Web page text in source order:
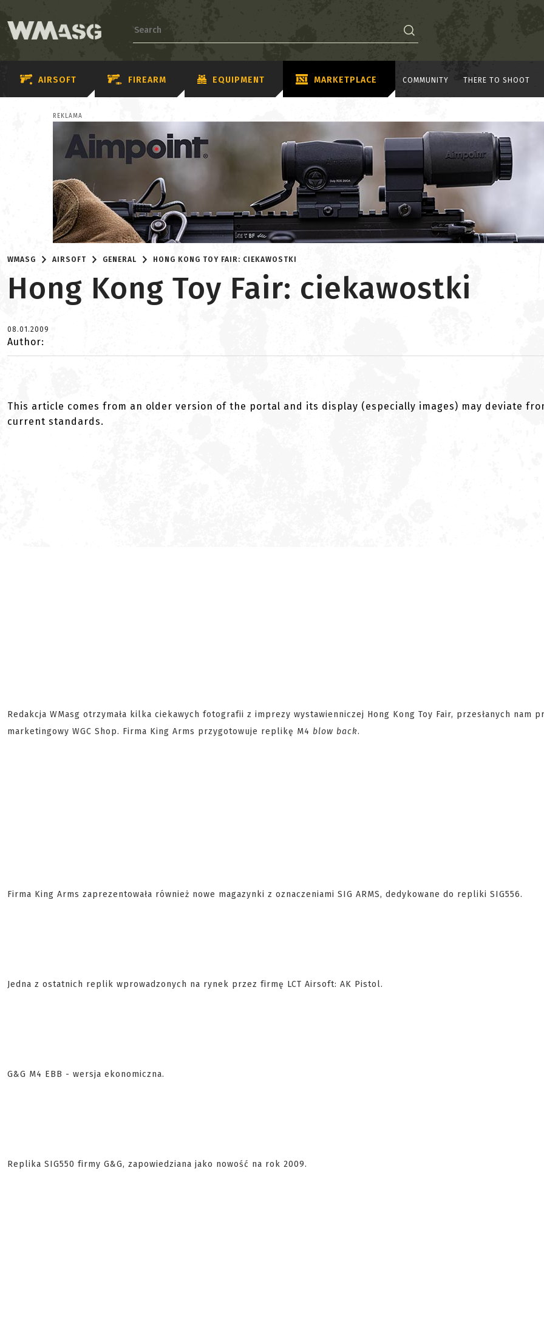
AIRSOFT FIREARM EQUIPMENT MARKETPLACE COMMUNITY THERE TO SHOOT
REKLAMA
WMASG AIRSOFT GENERAL HONG KONG TOY FAIR: CIEKAWOSTKI
Hong Kong Toy Fair: ciekawostki
08.01.2009
Author:
This article comes from an older version of the portal and its display (especially images) may deviate
current standards.
Redakcja WMasg otrzymała kilka ciekawych fotografii z imprezy wystawienniczej Hong Kong Toy Fair, przesłanych nam
marketingowy WGC Shop. Firma King Arms przygotowuje replikę M4 blow back.
Firma King Arms zaprezentowała również nowe magazynki z oznaczeniami SIG ARMS, dedykowane do repliki SIG556.
Jedna z ostatnich replik wprowadzonych na rynek przez firmę LCT Airsoft: AK Pistol.
G&G M4 EBB - wersja ekonomiczna.
Replika SIG550 firmy G&G, zapowiedziana jako nowość na rok 2009.